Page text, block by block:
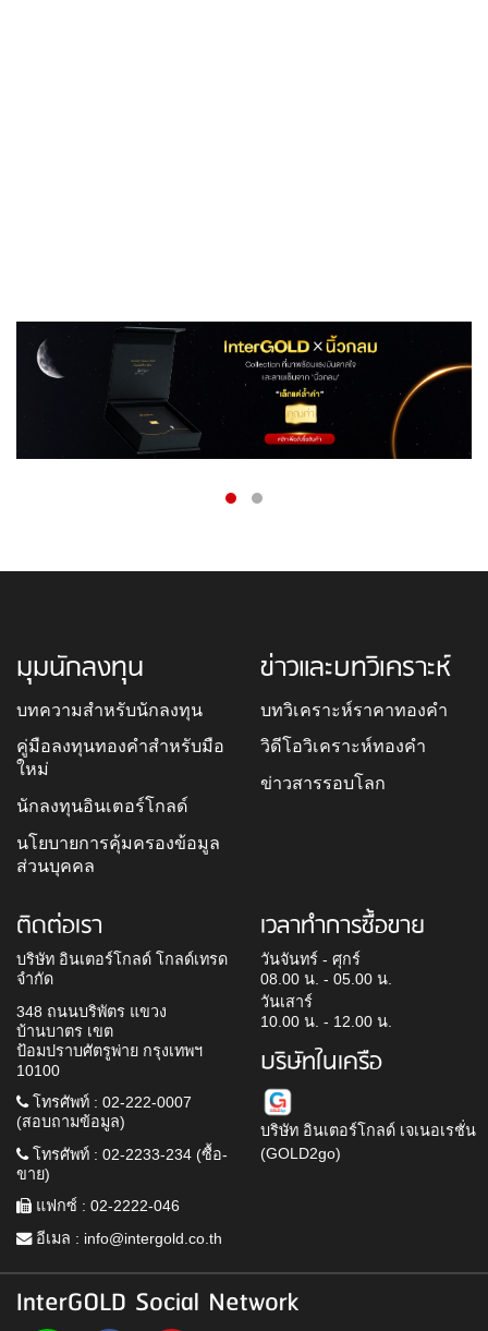
มุมนักลงทุน
บทความสำหรับนักลงทุน
คู่มือลงทุนทองคำสำหรับมือ
ใหม่
นักลงทุนอินเตอร์โกลด์
นโยบายการคุ้มครองข้อมูล
ส่วนบุคคล
ข่าวและบทวิเคราะห์
บทวิเคราะห์ราคาทองคำ
วิดีโอวิเคราะห์ทองคำ
ข่าวสารรอบโลก
ติดต่อเรา
บริษัท อินเตอร์โกลด์ โกลด์เทรด
จำกัด
348 ถนนบริพัตร แขวง
บ้านบาตร เขต
ป้อมปราบศัตรูพ่าย กรุงเทพฯ
10100
โทรศัพท์ : 02-222-0007
(สอบถามข้อมูล)
โทรศัพท์ : 02-2233-234 (ซื้อ-
ขาย)
แฟกซ์ : 02-2222-046
อีเมล : info@intergold.co.th
เวลาทำการซื้อขาย
วันจันทร์ - ศุกร์
08.00 น. - 05.00 น.
วันเสาร์
10.00 น. - 12.00 น.
บริษัทในเครือ
บริษัท อินเตอร์โกลด์ เจเนอเรชั่น
(GOLD2go)
InterGOLD Social Network